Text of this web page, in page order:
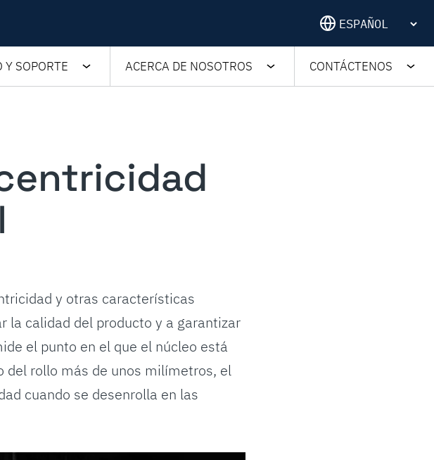
Y SOPORTE ACERCA DE NOSOTROS CONTÁCTENOS
y otras características
la calidad del producto y a garantizar
el punto en el que el núcleo está
del rollo más de unos milímetros, el
cuando se desenrolla en las